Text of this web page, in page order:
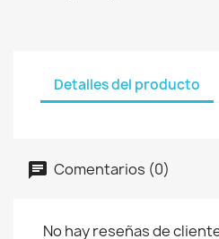
Detalles del producto
Comentarios (0)
No hay reseñas de